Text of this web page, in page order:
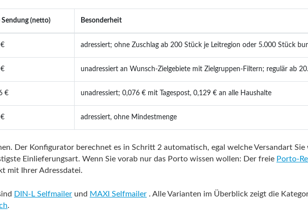
Sendung (netto) Besonderheit
adressiert; ohne Zuschlag ab 200 Stück je Leitregion oder 5.000 Stück
unadressiert an Wunsch-Zielgebiete mit Zielgruppen-Filtern; regulär ab
€ unadressiert; 0,076 € mit Tagespost, 0,129 € an alle Haushalte
adressiert, ohne Mindestmenge
Der Konfigurator berechnet es in Schritt 2 automatisch, egal welche Versandart
Einlieferungsart. Wenn Sie vorab nur das Porto wissen wollen: Der freie Porto-
mit Ihrer Adressdatei.
DIN-L Selfmailer und MAXI Selfmailer . Alle Varianten im Überblick zeigt die
.